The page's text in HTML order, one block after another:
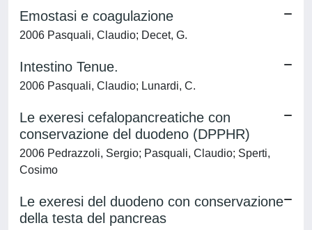
Emostasi e coagulazione
2006 Pasquali, Claudio; Decet, G.
Intestino Tenue.
2006 Pasquali, Claudio; Lunardi, C.
Le exeresi cefalopancreatiche con
conservazione del duodeno (DPPHR)
2006 Pedrazzoli, Sergio; Pasquali, Claudio; Sperti,
Cosimo
Le exeresi del duodeno con conservazione
della testa del pancreas